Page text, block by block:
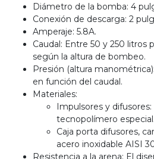
Diámetro de la bomba: 4
Conexión de descarga: 2
Amperaje: 5.8A.
Caudal: Entre 50 y 250 litros
según la altura de bombeo.
Presión (altura
en función del caudal.
Materiales:
Impulsores y
tecnopolímero especial.
Caja porta difusores,
acero inoxidable AISI
Resistencia a la arena: El